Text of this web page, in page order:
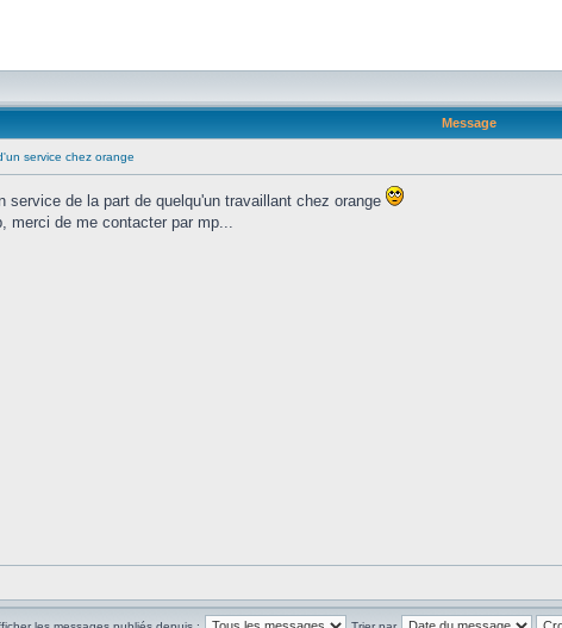
Message
service chez orange
service de la part de quelqu'un travaillant chez orange
merci de me contacter par mp...